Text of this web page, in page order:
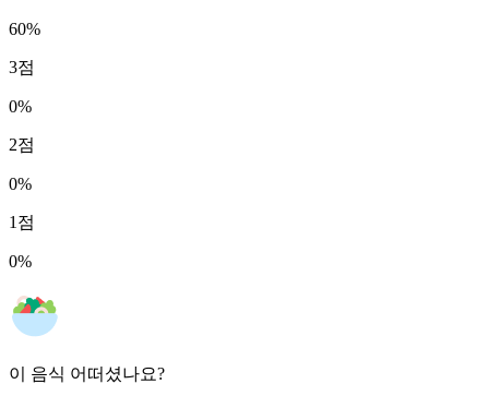
60%
3점
0%
2점
0%
1 점
0%
이 음식 어떠셨나요?